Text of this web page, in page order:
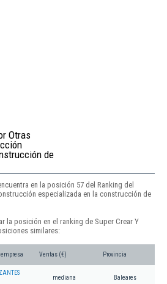
Otras
de
en la posición 57 del Ranking del
especializada en la construcción de
la posición en el ranking de Super Crear Y
similares:
empresa Ventas (€) Provincia
mediana Baleares